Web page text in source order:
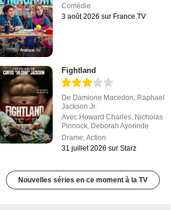
Comédie
3 août 2026 sur France.TV
Fightland
De Damione Macedon, Raphael
Jackson Jr.
Avec Howard Charles, Nicholas
Pinnock, Deborah Ayorinde
Drame,Action
31 juillet 2026 sur Starz
Nouvelles séries en ce moment à la TV